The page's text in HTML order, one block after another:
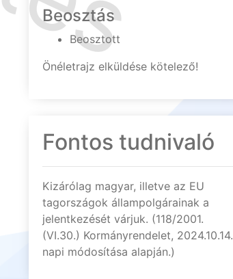
Beosztás
Beosztott
Önéletrajz elküldése kötelező!
Fontos tudnivaló
Kizárólag magyar, illetve az EU
tagországok állampolgárainak a
jelentkezését várjuk. (118/2001.
(VI.30.) Kormányrendelet, 2024.10.14.
napi módosítása alapján.)